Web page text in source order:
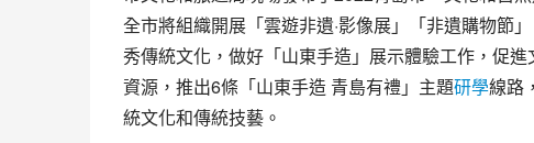
全市將組織開展「雲遊非遺·影像展」「非遺購物節
秀傳統文化，做好「山東手造」展示體驗工作，促
資源，推出6條「山東手造 青島有禮」主題研學線路
統文化和傳統技藝。